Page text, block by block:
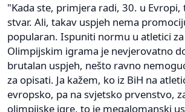
"Kada ste, primjera radi, 30. u Evropi,
stvar. Ali, takav uspjeh nema
popularan. Ispuniti normu u atletici
Olimpijskim igrama je nevjerovatno
brutalan uspjeh, nešto ravno
za opisati. Ja kažem, ko iz BiH na
evropsko, pa na svjetsko prvenstvo,
olimpijske igre, to je megalomanski